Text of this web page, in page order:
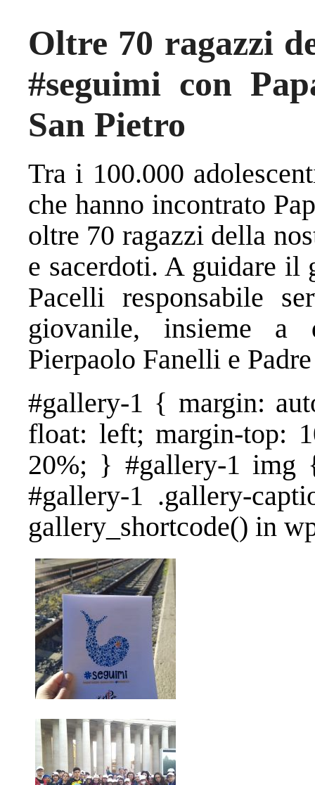
Oltre 70 ragazzi
#seguimi con
San Pietro
Tra i 100.000
che hanno incontrato
oltre 70 ragazzi della
e sacerdoti. A guidare il
Pacelli responsabile
giovanile, insieme a
Pierpaolo Fanelli e
#gallery-1 { margin:
float: left; margin-top:
20%; } #gallery-1
#gallery-1 .gallery-
gallery_shortcode() in